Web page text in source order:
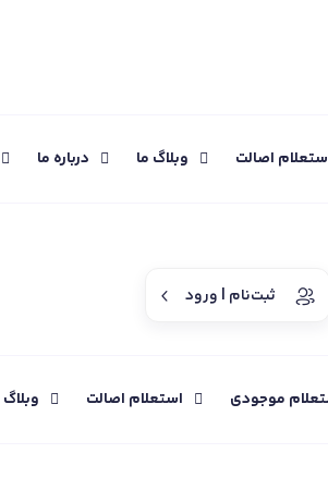
اصالت وبلاگ ما درباره ما
ثبت‌نام | ورود
موجودی استعلام اصالت وبلاگ